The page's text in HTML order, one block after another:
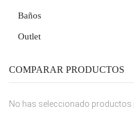
Baños
Outlet
COMPARAR PRODUCTOS
No has seleccionado productos